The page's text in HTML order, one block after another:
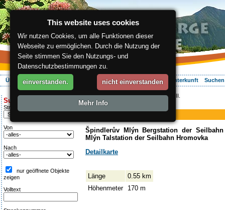
Über die Region Aktiv Erleben Entspannung Ihr Urlaub Unterkunft
Suche:
Streckentipp
Von
Nach
nur geöffnete Objekte
zeigen
Volltext
ergis.cz>Aktiv Erleben> Hromovka II.
Piste
Hromovka II.
Špindlerův Mlýn Bergstation der
Mlýn Talstation der Seilbahn Hromovka
Detailkarte
Länge
0.55 km
Höhenmeter
170 m
This website uses cookies
Wir nutzen Cookies, um alle Funktionen dieser
Webseite zu ermöglichen. Durch die Nutzung der
Seite stimmen Sie den Nutzungs- und
Datenschutzbestimmungen zu.
einverstanden. nicht einverstanden
Mehr Info